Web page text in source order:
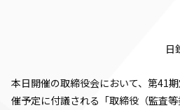
日
本日開催の取締役会において、第41
催予定に付議される「取締役（監査